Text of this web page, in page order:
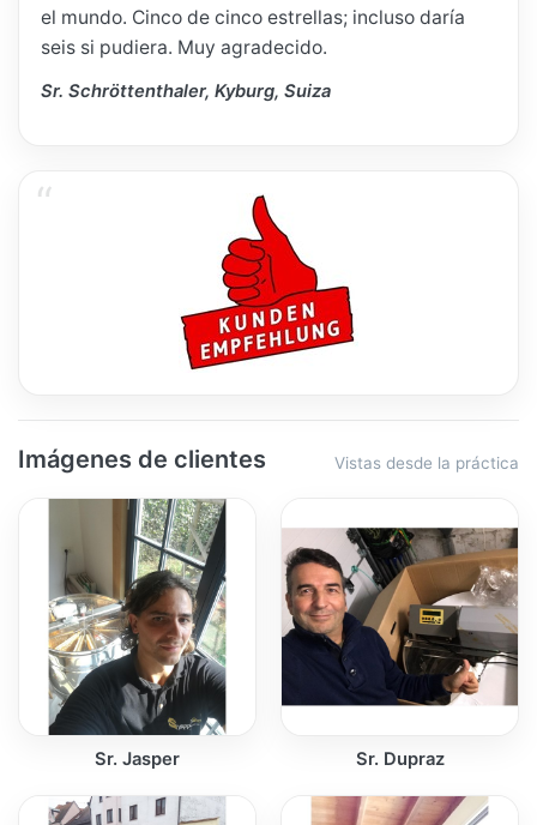
el mundo. Cinco de cinco estrellas; incluso daría
seis si pudiera. Muy agradecido.
Sr. Schröttenthaler, Kyburg, Suiza
Imágenes de clientes Vistas desde la práctica
Sr. Jasper Sr. Dupraz